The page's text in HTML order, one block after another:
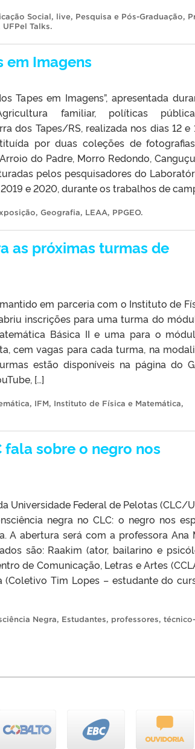
Social, live, Pesquisa e Pós-Graduação,
UFPel Talks.
em Imagens
Tapes em Imagens”, apresentada
familiar, políticas
dos Tapes/RS, realizada nos dias 12 e
por duas coleções de
do Padre, Morro Redondo,
pelos pesquisadores do
e 2020, durante os trabalhos de
, Geografia, LEAA, PPGEO.
as próximas turmas de
em parceria com o Instituto de
inscrições para uma turma do
Básica II e uma para o
cem vagas para cada turma, na
estão disponíveis na página do
[…]
, IFM, Instituto de Física e Matemática,
fala sobre o negro nos
Universidade Federal de Pelotas (CLC/
negra no CLC: o negro nos
A abertura será com a professora Ana
são: Raakim (ator, bailarino e
de Comunicação, Letras e Artes
(Coletivo Tim Lopes – estudante do
Negra, Estudantes, professores, técnico-